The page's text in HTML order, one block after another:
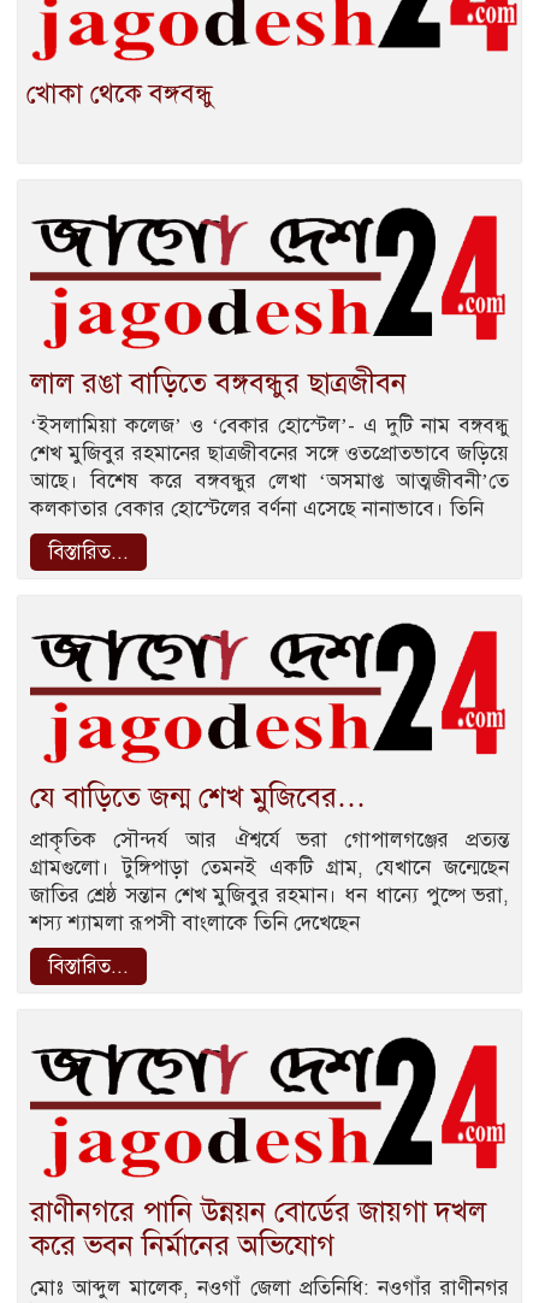
খোকা থেকে বঙ্গবন্ধু
লাল রঙা বাড়িতে বঙ্গবন্ধুর ছাত্রজীবন
‘ইসলামিয়া কলেজ’ ও ‘বেকার হোস্টেল’- এ দুটি নাম বঙ্গবন্ধু
শেখ মুজিবুর রহমানের ছাত্রজীবনের সঙ্গে ওতপ্রোতভাবে জড়িয়ে
আছে। বিশেষ করে বঙ্গবন্ধুর লেখা ‘অসমাপ্ত আত্মজীবনী’তে
কলকাতার বেকার হোস্টেলের বর্ণনা এসেছে নানাভাবে। তিনি
বিস্তারিত...
যে বাড়িতে জন্ম শেখ মুজিবের…
প্রাকৃতিক সৌন্দর্য আর ঐশ্বর্যে ভরা গোপালগঞ্জের প্রত্যন্ত
গ্রামগুলো। টুঙ্গিপাড়া তেমনই একটি গ্রাম, যেখানে জন্মেছেন
জাতির শ্রেষ্ঠ সন্তান শেখ মুজিবুর রহমান। ধন ধান্যে পুষ্পে ভরা,
শস্য শ্যামলা রূপসী বাংলাকে তিনি দেখেছেন
বিস্তারিত...
রাণীনগরে পানি উন্নয়ন বোর্ডের জায়গা দখল
করে ভবন নির্মানের অভিযোগ
মোঃ আব্দুল মালেক, নওগাঁ জেলা প্রতিনিধি: নওগাঁর রাণীনগর